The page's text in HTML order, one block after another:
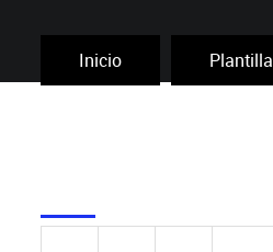
Inicio Plantilla